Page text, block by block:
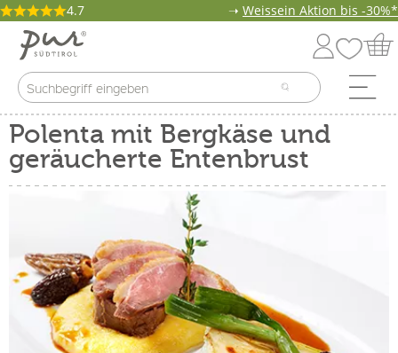
4.7 ➝ Weissein Aktion bis -30%*
Polenta mit Bergkäse und
geräucherte Entenbrust